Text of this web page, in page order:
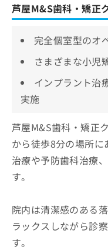
芦屋M&S歯科・矯正
完全個室型のオ
さまざまな小児
インプラント治
実施
芦屋M&S歯科・矯正
から徒歩8分の場所
治療や予防歯科治療
す。
院内は清潔感のある
ラックスしながら診
す。